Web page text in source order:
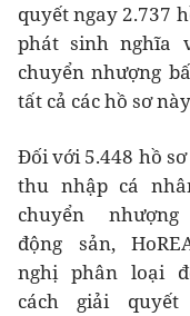
quyết ngay 2.737
phát sinh nghĩa
chuyển nhượng
tất cả các hồ sơ
Đối với 5.448 hồ
thu nhập cá
chuyển
động sản,
nghị phân loại
cách giải quyết